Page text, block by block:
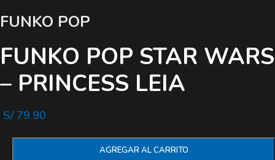
FUNKO POP
FUNKO POP STAR WARS
– PRINCESS LEIA
S/79.90
AGREGAR AL CARRITO